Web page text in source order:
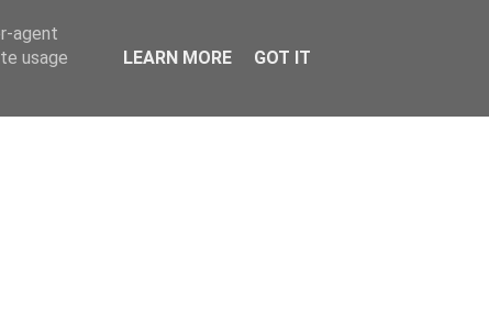
agent
usage
LEARN MORE GOT IT